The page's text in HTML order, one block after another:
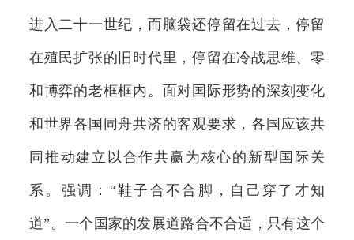
进入二十一世纪，而脑袋还停留在过去，停留
在殖民扩张的旧时代里，停留在冷战思维、零
和博弈的老框框内。面对国际形势的深刻变化
和世界各国同舟共济的客观要求，各国应该共
同推动建立以合作共赢为核心的新型国际关
系。强调：“鞋子合不合脚，自己穿了才知
道”。一个国家的发展道路合不合适，只有这个